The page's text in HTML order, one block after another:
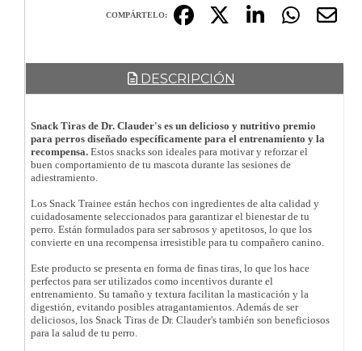
COMPÁRTELO:
DESCRIPCIÓN
Snack Tiras de Dr. Clauder's es un delicioso y nutritivo premio
para perros diseñado específicamente para el entrenamiento y la
recompensa. Estos snacks son ideales para motivar y reforzar el
buen comportamiento de tu mascota durante las sesiones de
adiestramiento.
Los Snack Trainee están hechos con ingredientes de alta calidad y
cuidadosamente seleccionados para garantizar el bienestar de tu
perro. Están formulados para ser sabrosos y apetitosos, lo que los
convierte en una recompensa irresistible para tu compañero canino.
Este producto se presenta en forma de finas tiras, lo que los hace
perfectos para ser utilizados como incentivos durante el
entrenamiento. Su tamaño y textura facilitan la masticación y la
digestión, evitando posibles atragantamientos. Además de ser
deliciosos, los Snack Tiras de Dr. Clauder's también son beneficiosos
para la salud de tu perro.